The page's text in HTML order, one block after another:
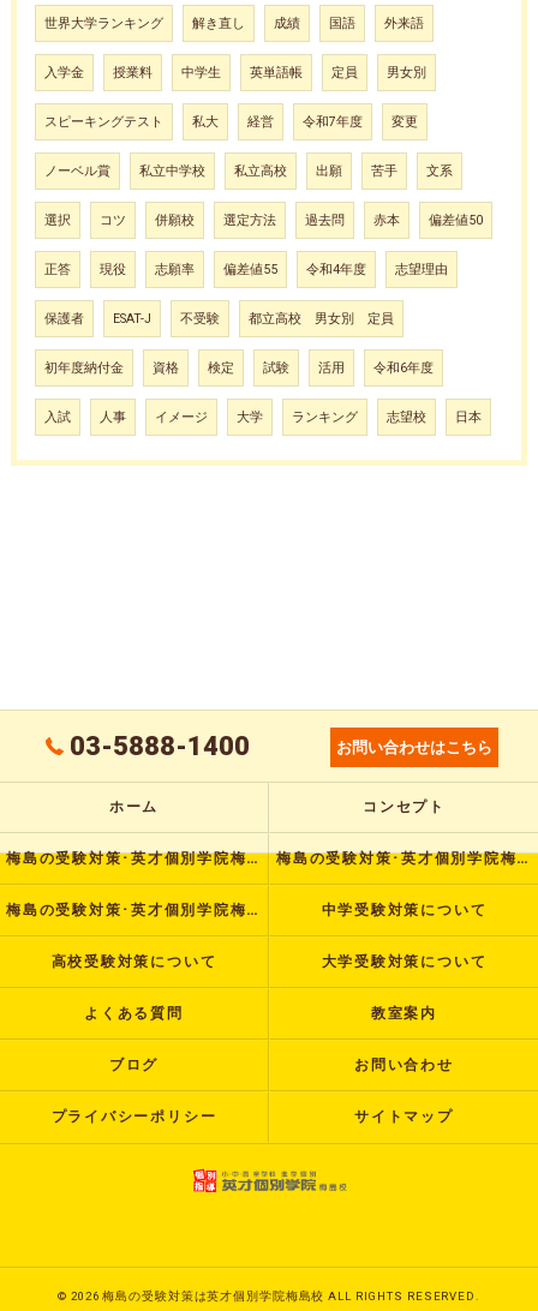
世界大学ランキング 解き直し 成績 国語 外来語
入学金 授業料 中学生 英単語帳 定員 男女別
スピーキングテスト 私大 経営 令和7年度 変更
ノーベル賞 私立中学校 私立高校 出願 苦手 文系
選択 コツ 併願校 選定方法 過去問 赤本 偏差値50
正答 現役 志願率 偏差値55 令和4年度 志望理由
保護者 ESAT-J 不受験 都立高校 男女別 定員
初年度納付金 資格 検定 試験 活用 令和6年度
入試 人事 イメージ 大学 ランキング 志望校 日本
03-5888-1400 お問い合わせはこちら
ホーム コンセプト
梅島の受験対策･英才個別学院梅島校の口コミ情報 梅島の受験対策･英才個別学院梅島校の評判
梅島の受験対策･英才個別学院梅島校のお客様の声 中学受験対策について
高校受験対策について 大学受験対策について
よくある質問 教室案内
ブログ お問い合わせ
プライバシーポリシー サイトマップ
© 2026 梅島の受験対策は英才個別学院梅島校 ALL RIGHTS RESERVED.